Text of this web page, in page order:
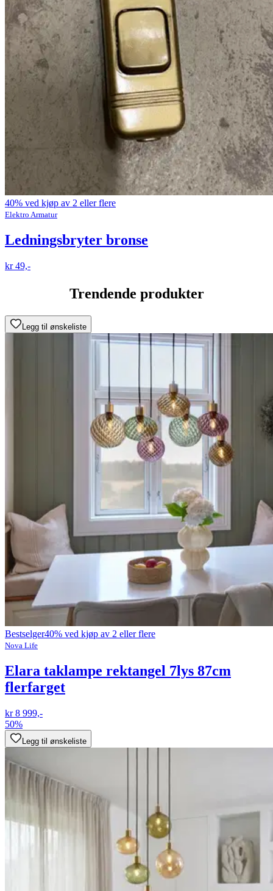
40% ved kjøp av 2 eller flere
Elektro Armatur
Ledningsbryter bronse
kr 49,-
Trendende produkter
Legg til ønskeliste
Bestselger40% ved kjøp av 2 eller flere
Nova Life
Elara taklampe rektangel 7lys 87cm
flerfarget
kr 8 999,-
50%
Legg til ønskeliste